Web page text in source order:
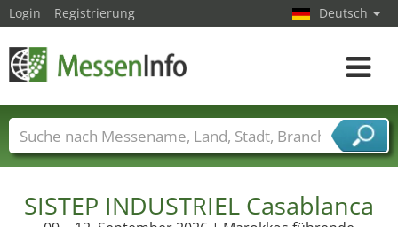
SISTEP INDUSTRIEL Casablanca
Login Registrierung Deutsch
Toggle
Messenamen Länder Städte
Branchen